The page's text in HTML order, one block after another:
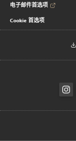
电子邮件首选项
Cookie 首选项